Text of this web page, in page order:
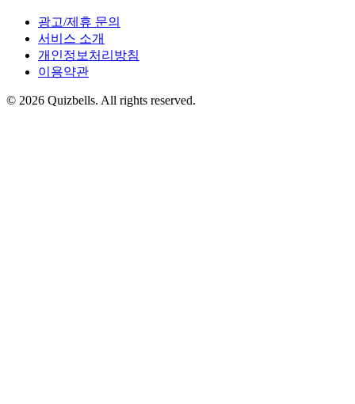
광고/제휴 문의
서비스 소개
개인정보처리방침
이용약관
© 2026 Quizbells. All rights reserved.